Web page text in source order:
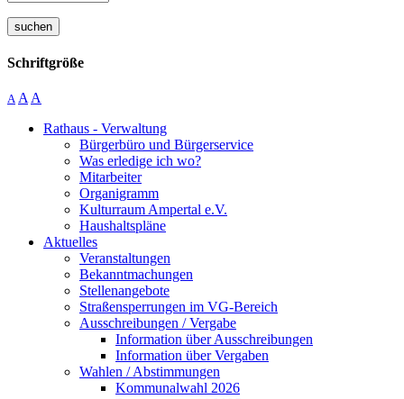
suchen
Schriftgröße
A A A
Rathaus - Verwaltung
Bürgerbüro und Bürgerservice
Was erledige ich wo?
Mitarbeiter
Organigramm
Kulturraum Ampertal e.V.
Haushaltspläne
Aktuelles
Veranstaltungen
Bekanntmachungen
Stellenangebote
Straßensperrungen im VG-Bereich
Ausschreibungen / Vergabe
Information über Ausschreibungen
Information über Vergaben
Wahlen / Abstimmungen
Kommunalwahl 2026